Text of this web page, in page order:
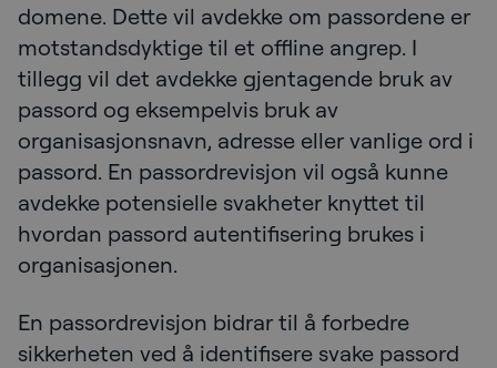
domene. Dette vil avdekke om passordene er
motstandsdyktige til et offline angrep. I
tillegg vil det avdekke gjentagende bruk av
passord og eksempelvis bruk av
organisasjonsnavn, adresse eller vanlige ord i
passord. En passordrevisjon vil også kunne
avdekke potensielle svakheter knyttet til
hvordan passord autentifisering brukes i
organisasjonen.
En passordrevisjon bidrar til å forbedre
sikkerheten ved å identifisere svake passord